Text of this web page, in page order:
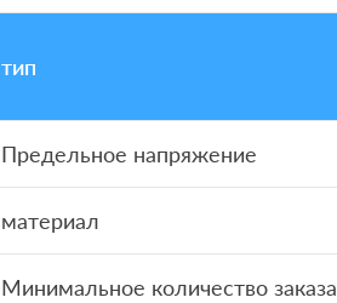
тип
Предельное напряжение
материал
Минимальное количество заказа